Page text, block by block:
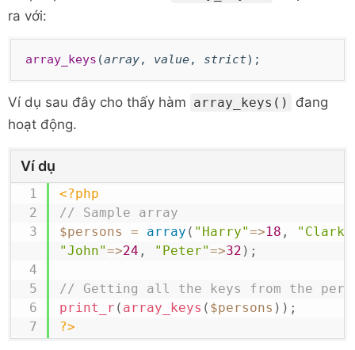
ra với:
array_keys (array, value, strict);
Ví dụ sau đây cho thấy hàm array_keys()
đang
hoạt động.
Ví dụ
<?php
// Sample array
$persons
= array ( "Harry"=>18 , "Clark"
"John"=>24 , "Peter"=>32 ) ;
// Getting all the keys from the
print_r ( array_keys ( $persons ) ) ;
?>